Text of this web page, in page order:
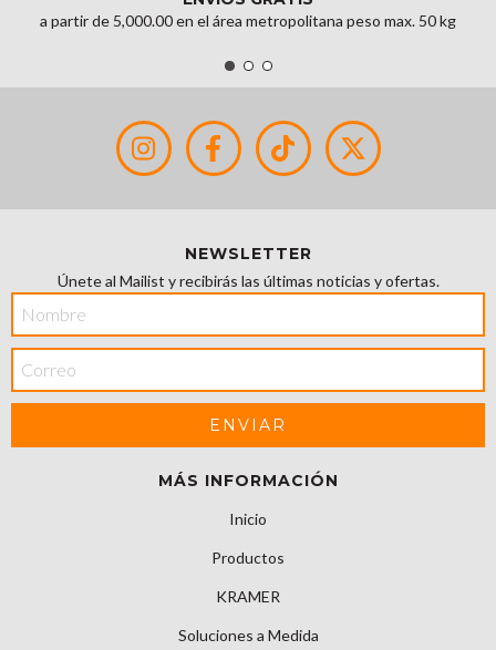
a partir de 5,000.00 en el área metropolitana peso max. 50 kg
NEWSLETTER
Únete al Mailist y recibirás las últimas noticias y ofertas.
MÁS INFORMACIÓN
Inicio
Productos
KRAMER
Soluciones a Medida